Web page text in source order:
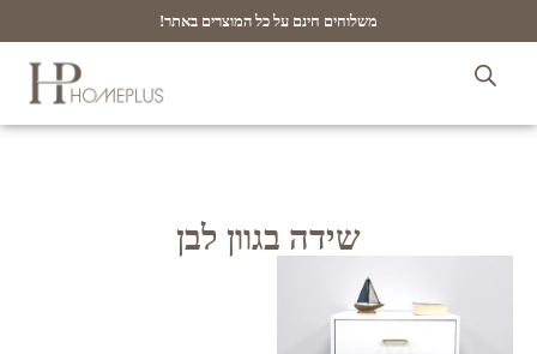
משלוחים חינם על כל המוצרים באתר!
שידה בגוון לבן